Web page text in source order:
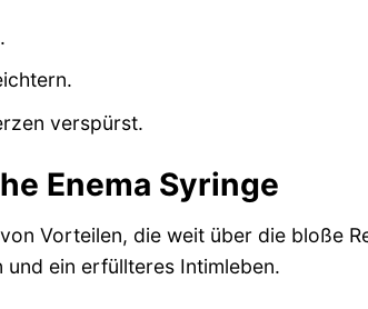
verspürst.
Enema Syringe
Vorteilen, die weit über die bloße
ein erfüllteres Intimleben.